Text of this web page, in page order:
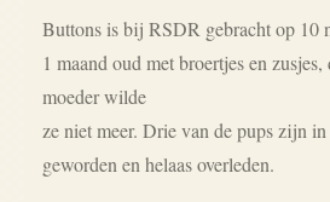
Buttons is bij RSDR gebracht op 10
1 maand oud met broertjes en
moeder wilde
ze niet meer. Drie van de pups zijn
geworden en helaas overleden.